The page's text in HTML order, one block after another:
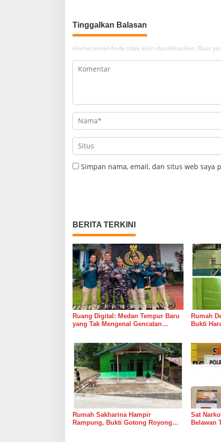
Tinggalkan Balasan
Alamat email Anda tidak akan dipublikasikan. Ruas
Simpan nama, email, dan situs web
BERITA TERKINI
Ruang Digital: Medan Tempur Baru
yang Tak Mengenal Gencatan
Rumah
Bukti
Rumah Sakharina Hampir
Rampung, Bukti Gotong Royong
Sat
Belawan